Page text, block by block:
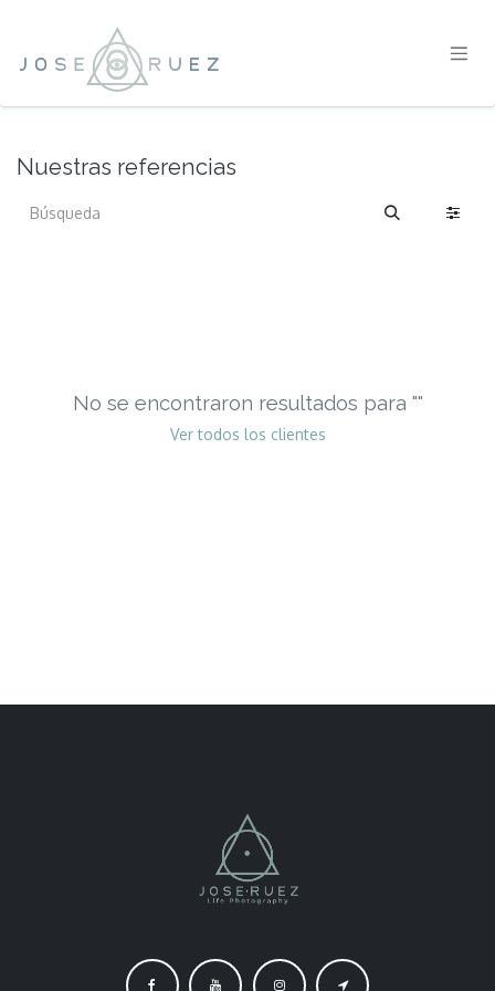
Nuestras referencias
No se encontraron resultados para ""
Ver todos los clientes